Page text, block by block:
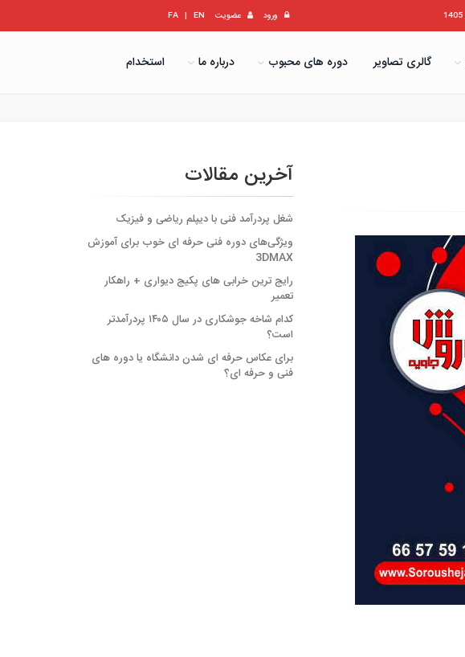
ورود عضویت EN
|
FA
گالری تصاویر دوره های محبوب درباره ما استخدام
آخرین مقالات
شغل پردرآمد فنی با دیپلم ریاضی و فیزیک
ویژگی‌های دوره فنی حرفه ای خوب برای آموزش
3DMAX
رایج ترین خرابی های پکیج دیواری + راهکار
تعمیر
کدام شاخه جوشکاری در سال ۱۴۰۵ پردرآمدتر
است؟
برای عکاس حرفه ای شدن دانشگاه یا دوره های
فنی و حرفه ای؟َ